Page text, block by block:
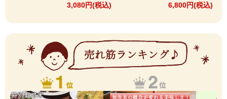
3,080円(税込)
6,800円(税込)